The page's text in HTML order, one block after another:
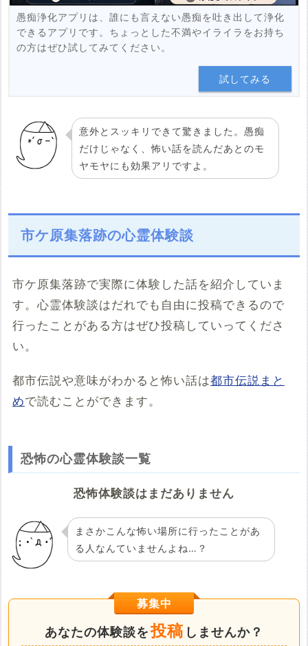
愚痴浄化アプリは、誰にも言えない愚痴を吐き出して浄化
できるアプリです。ちょっとした不満やイライラをお持ち
の方はぜひ試してみてください。
試してみる
意外とスッキリできて驚きました。愚痴
だけじゃなく、怖い話を読んだあとのモ
ヤモヤにも効果アリですよ。
市ケ原集落跡の心霊体験談
市ケ原集落跡で実際に体験した話を紹介していま
す。心霊体験談はだれでも自由に投稿できるので
行ったことがある方はぜひ投稿していってくださ
い。
都市伝説や意味がわかると怖い話は都市伝説まと
めで読むことができます。
恐怖の心霊体験談一覧
恐怖体験談はまだありません
まさかこんな怖い場所に行ったことがあ
る人なんていませんよね…？
募集中
あなたの体験談を投稿 しませんか？